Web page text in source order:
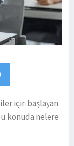
için başlayan
konuda nelere